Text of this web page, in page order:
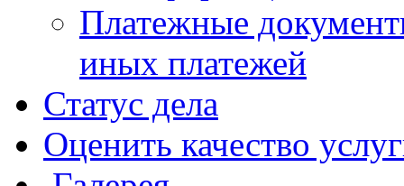
Платежные
иных платежей
Статус дела
Оценить качество